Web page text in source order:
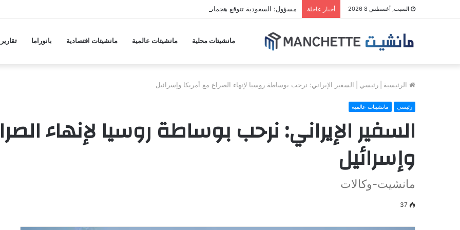
السبت, أغسطس 8 2026 أخبار عاجلة مسؤول: السعودية تتوقع هجمات منسقة من حلفاء لإيران
مانشيتات محلية مانشيتات عالمية مانشيتات اقتصادية بانوراما تقارير
الرئيسية رئيسي السفير الإيراني: نرحب بوساطة روسيا لإنهاء الصراع مع أمريكا وإسرائيل
رئيسي مانشيتات عالمية
السفير الإيراني: نرحب بوساطة روسيا لإنهاء
وإسرائيل
مانشيت-وكالات
37